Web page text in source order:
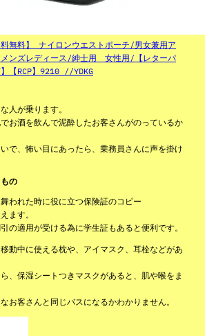
料無料】 ナイロンウエストポーチ/男女兼用ア
メンズレディース/紳士用 女性用/【レターパ
【RCP】9210 //YDKG
人が乗ります。
お酒を飲んで泥酔したお客さんがのっているか
で、怖い目にあったら、乗務員さんに声を掛け
の
われた時に役に立つ保険証のコピー
ます。
の適用が受ける為に学生証もあると便利です。
動中に使える枕や、アイマスク、耳栓などがあ
、保湿シートつきマスクがあると、肌や喉をま
お客さんと同じバスになるかわかりません。